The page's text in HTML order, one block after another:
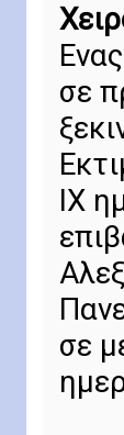
σε
ΙΧ
σε